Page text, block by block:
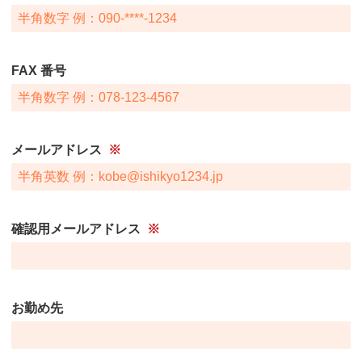
FAX 番号
メールアドレス ※
確認用メールアドレス ※
お勤め先